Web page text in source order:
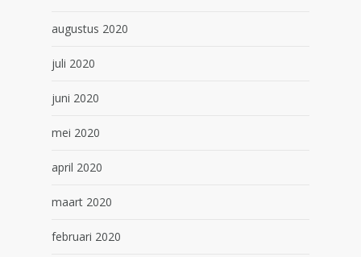
augustus 2020
juli 2020
juni 2020
mei 2020
april 2020
maart 2020
februari 2020